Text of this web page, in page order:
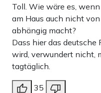
Toll. Wie wäre es,
am Haus auch nicht
abhängig macht?
Dass hier das
wird, verwundert nicht,
tagtäglich.
35